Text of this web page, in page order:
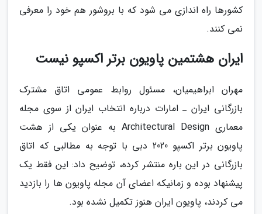
کشورها راه اندازی می شود که با بروشور هم خود را معرفی
نمی کنند.
ایران هشتمین پاویون برتر اکسپو نیست
مهران ابراهیمیان، مسئول روابط عمومی اتاق مشترک
بازرگانی ایران ـ امارات درباره انتخاب ایران از سوی مجله
معماری Architectural Design به عنوان یکی از هشت
پاویون برتر اکسپو 2020 دبی با توجه به مطالبی که اتاق
بازرگانی در این باره منتشر کرده، توضیح داد: این فقط یک
پیشنهاد بوده و زمانیکه اعضای آن مجله پاویون ها را بازدید
می کردند، پاویون ایران هنوز تکمیل نشده بود.